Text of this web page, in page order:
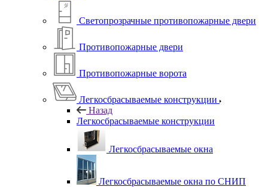
Светопрозрачные противопожарные двери
Противопожарные двери
Противопожарные ворота
Легкосбрасываемые конструкции
Назад
Легкосбрасываемые конструкции
Легкосбрасываемые окна
Легкосбрасываемые окна по СНИП